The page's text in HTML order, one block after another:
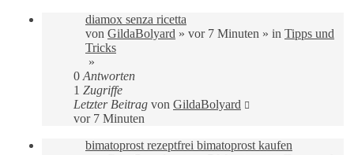
diamox senza ricetta
von GildaBolyard » vor 7 Minuten » in Tipps und
Tricks
»
0 Antworten
1 Zugriffe
Letzter Beitrag von GildaBolyard
vor 7 Minuten
bimatoprost rezeptfrei bimatoprost kaufen